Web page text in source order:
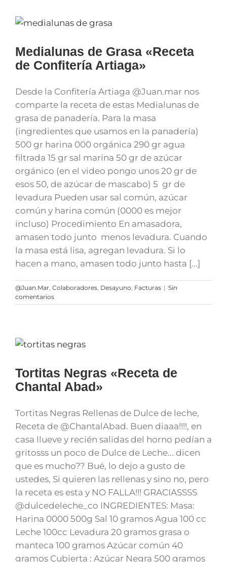
Medialunas de Grasa «Receta
de Confitería Artiaga»
Desde la Confitería Artiaga @Juan.mar nos
comparte la receta de estas Medialunas de
grasa de panadería. Para la masa
(ingredientes que usamos en la panadería)
500 gr harina 000 orgánica 290 gr agua
filtrada 15 gr sal marina 50 gr de azúcar
orgánico (en el video pongo unos 20 gr de
esos 50, de azúcar de mascabo) 5 gr de
levadura Pueden usar sal común, azúcar
común y harina común (0000 es mejor
incluso) Procedimiento En amasadora,
amasen todo junto menos levadura. Cuando
la masa está lisa, agregan levadura. Si lo
hacen a mano, amasen todo junto hasta [...]
@Juan.Mar Colaboradores Desayuno Facturas | Sin
comentarios
Tortitas Negras «Receta de
Chantal Abad»
Tortitas Negras Rellenas de Dulce de leche,
Receta de @ChantalAbad. Buen diaaa!!!!, en
casa llueve y recién salidas del horno pedían a
gritosss un poco de Dulce de Leche... dicen
que es mucho?? Bué, lo dejo a gusto de
ustedes, Si quieren las rellenas y sino no, pero
la receta es esta y NO FALLA!!! GRACIASSSS
@dulcedeleche_co INGREDIENTES: Masa:
Harina 0000 500g Sal 10 gramos Agua 100 cc
Leche 100cc Levadura 20 gramos grasa o
manteca 100 gramos Azúcar común 40
gramos Cubierta : Azúcar Negra 500 gramos